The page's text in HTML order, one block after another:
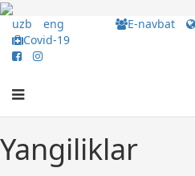
uzb
eng
Covid-19
E-navbat
Yangiliklar